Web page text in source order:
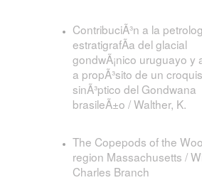
ContribuciÃ³n a la
estratigrafÃ­a del glacial
gondwÃ¡nico uruguayo y
a propÃ³sito de un croquis
sinÃ³ptico del Gondwana
brasileÃ±o / Walther, K.
The Copepods of the
region Massachusetts /
Charles Branch